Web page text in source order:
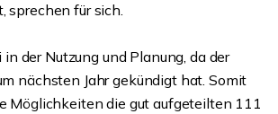
sprechen für sich.
der Nutzung und Planung, da der
nächsten Jahr gekündigt hat. Somit
Möglichkeiten die gut aufgeteilten 111